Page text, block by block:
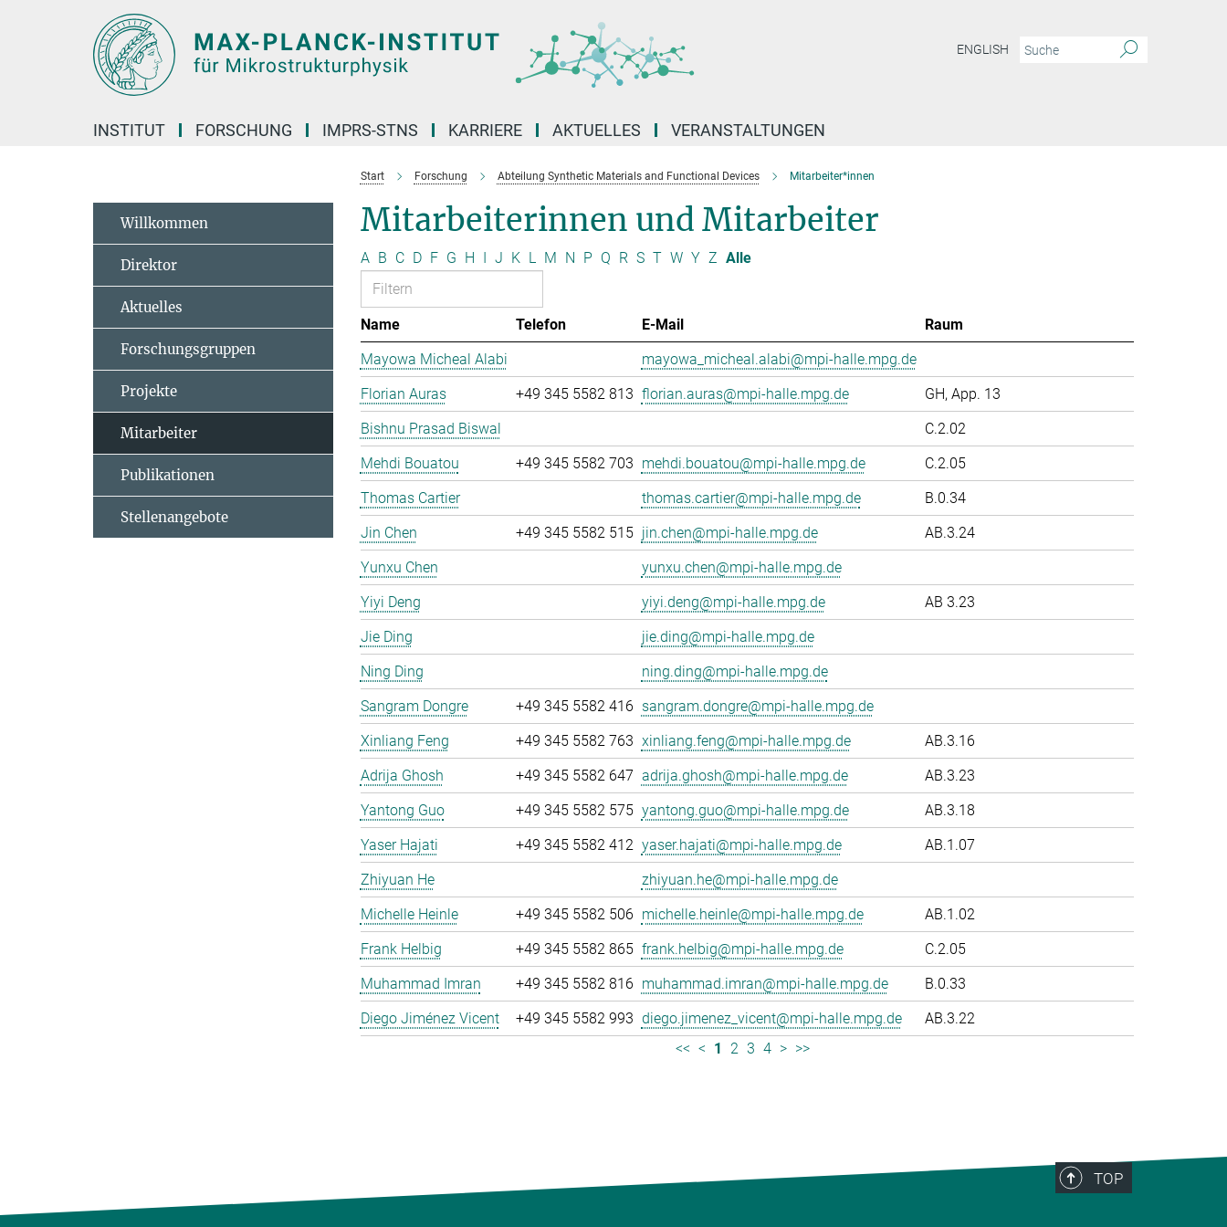
ENGLISH
INSTITUT FORSCHUNG IMPRS-STNS KARRIERE AKTUELLES VERANSTALTUNGEN
Start Forschung Abteilung Synthetic Materials and Functional Devices Mitarbeiter*innen
Mitarbeiterinnen und Mitarbeiter
A B C D F G H I J K L M N P Q R S T W Y Z Alle
Name Telefon E-Mail
Raum
Mayowa Micheal Alabi
mayowa_micheal.alabi@mpi-halle.mpg.de
Florian Auras
+49 345 5582 813 florian.auras@mpi-halle.mpg.de
GH, App. 13
Bishnu Prasad Biswal
C.2.02
Mehdi Bouatou
+49 345 5582 703 mehdi.bouatou@mpi-halle.mpg.de
C.2.05
Thomas Cartier
thomas.cartier@mpi-halle.mpg.de
B.0.34
Jin Chen
+49 345 5582 515 jin.chen@mpi-halle.mpg.de
AB.3.24
Yunxu Chen
yunxu.chen@mpi-halle.mpg.de
Yiyi Deng
yiyi.deng@mpi-halle.mpg.de
AB 3.23
Jie Ding
jie.ding@mpi-halle.mpg.de
Ning Ding
ning.ding@mpi-halle.mpg.de
Sangram Dongre
+49 345 5582 416 sangram.dongre@mpi-halle.mpg.de
Xinliang Feng
+49 345 5582 763 xinliang.feng@mpi-halle.mpg.de
AB.3.16
Adrija Ghosh
+49 345 5582 647 adrija.ghosh@mpi-halle.mpg.de
AB.3.23
Yantong Guo
+49 345 5582 575 yantong.guo@mpi-halle.mpg.de
AB.3.18
Yaser Hajati
+49 345 5582 412 yaser.hajati@mpi-halle.mpg.de
AB.1.07
Zhiyuan He
zhiyuan.he@mpi-halle.mpg.de
Michelle Heinle
+49 345 5582 506 michelle.heinle@mpi-halle.mpg.de
AB.1.02
Frank Helbig
+49 345 5582 865 frank.helbig@mpi-halle.mpg.de
C.2.05
Muhammad Imran
+49 345 5582 816 muhammad.imran@mpi-halle.mpg.de
B.0.33
Diego Jiménez Vicent
+49 345 5582 993 diego.jimenez_vicent@mpi-halle.mpg.de
AB.3.22
<< < 1 2 3 4 > >>
Willkommen
Direktor
Aktuelles
Forschungsgruppen
Projekte
Mitarbeiter
Publikationen
Stellenangebote
TOP